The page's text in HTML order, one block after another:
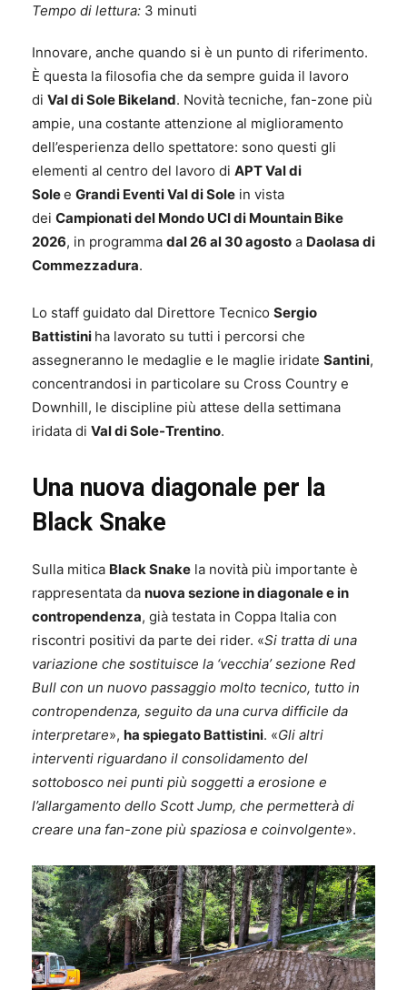
Tempo di lettura: 3 minuti
Innovare, anche quando si è un punto di riferimento.
È questa la filosofia che da sempre guida il lavoro
di Val di Sole Bikeland. Novità tecniche, fan-zone più
ampie, una costante attenzione al miglioramento
dell’esperienza dello spettatore: sono questi gli
elementi al centro del lavoro di APT Val di
Solee Grandi Eventi Val di Sole in vista
dei Campionati del Mondo UCI di Mountain Bike
2026, in programma dal 26 al 30 agosto a Daolasa di
Commezzadura.
Lo staff guidato dal Direttore Tecnico Sergio
Battistini ha lavorato su tutti i percorsi che
assegneranno le medaglie e le maglie iridate Santini,
concentrandosi in particolare su Cross Country e
Downhill, le discipline più attese della settimana
iridata di Val di Sole-Trentino.
Una nuova diagonale per la
Black Snake
Sulla mitica Black Snake la novità più importante è
rappresentata da nuova sezione in diagonale e in
contropendenza, già testata in Coppa Italia con
riscontri positivi da parte dei rider. «Si tratta di una
variazione che sostituisce la ‘vecchia’ sezione Red
Bull con un nuovo passaggio molto tecnico, tutto in
contropendenza, seguito da una curva difficile da
interpretare», ha spiegato Battistini. «Gli altri
interventi riguardano il consolidamento del
sottobosco nei punti più soggetti a erosione e
l’allargamento dello Scott Jump, che permetterà di
creare una fan-zone più spaziosa e coinvolgente».